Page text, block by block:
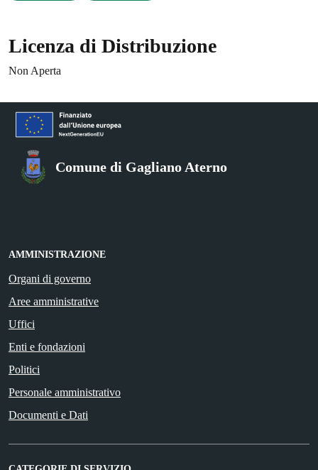
Licenza di Distribuzione
Non Aperta
Comune di Gagliano Aterno
AMMINISTRAZIONE
Organi di governo
Aree amministrative
Uffici
Enti e fondazioni
Politici
Personale amministrativo
Documenti e Dati